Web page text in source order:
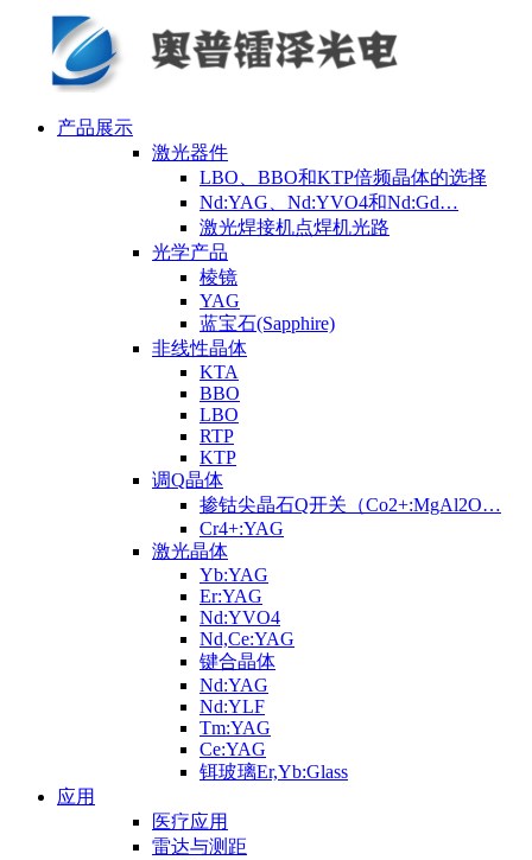
产品展示
激光器件
LBO、BBO和KTP倍频晶体的选择
Nd:YAG、Nd:YVO4和Nd:Gd…
激光焊接机点焊机光路
光学产品
棱镜
YAG
蓝宝石(Sapphire)
非线性晶体
KTA
BBO
LBO
RTP
KTP
调Q晶体
掺钴尖晶石Q开关（Co2+:MgAl2O…
Cr4+:YAG
激光晶体
Yb:YAG
Er:YAG
Nd:YVO4
Nd,Ce:YAG
键合晶体
Nd:YAG
Nd:YLF
Tm:YAG
Ce:YAG
铒玻璃Er,Yb:Glass
应用
医疗应用
雷达与测距